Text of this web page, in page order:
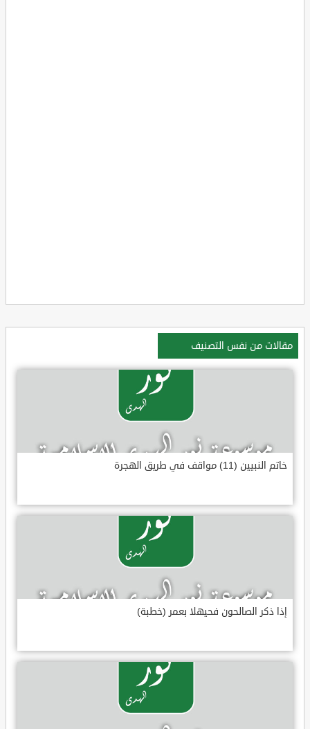
مقالات من نفس التصنيف
خاتم النبيين (11) مواقف في طريق الهجرة
إذا ذكر الصالحون فحيهلا بعمر (خطبة)